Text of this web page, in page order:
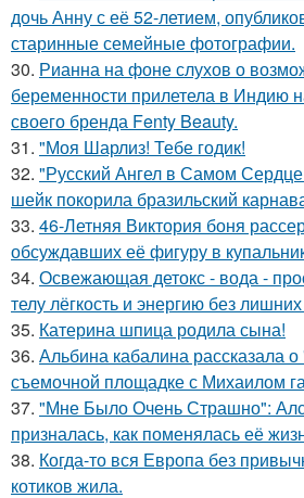
дочь Анну с её 52-летием,
старинные семейные фотографии.
30. Рианна на фоне слухов о
беременности прилетела в Индию
своего бренда Fenty Beauty.
31. "Моя Шарлиз! Тебе годик!
32. "Русский Ангел в Самом
шейк покорила бразильский
33. 46-Летняя Виктория боня
обсуждавших её фигуру в
34. Освежающая детокс - вода -
телу лёгкость и энергию без
35. Катерина шпица родила сына!
36. Альбина кабалина рассказала
съемочной площадке с Михаилом
37. "Мне Было Очень Страшно":
призналась, как поменялась её
38. Когда-то вся Европа без
котиков жила.